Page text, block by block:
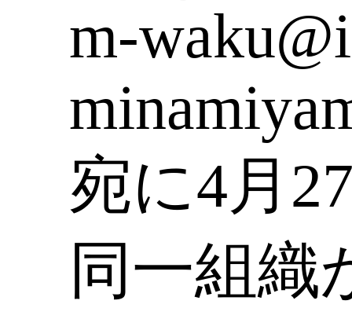
m-
宛に4月
同一組織